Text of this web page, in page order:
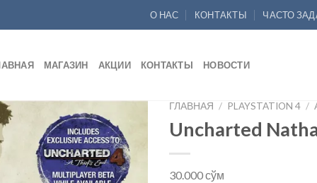
О НАС КОНТАКТЫ ЧАСТО
МАГАЗИН АКЦИИ КОНТАКТЫ НОВОСТИ
Add to
wishlist
ГЛАВНАЯ / PLAYSTATION 4 /
Uncharted
30.000сўм